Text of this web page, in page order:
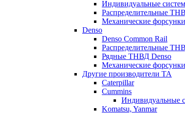
Индивидуальные
Распределительные
Механические
Denso
Denso Common Rail
Распределительные
Рядные ТНВД Denso
Механические
Другие производители ТА
Caterpillar
Cummins
Индивидуальные
Komatsu, Yanmar